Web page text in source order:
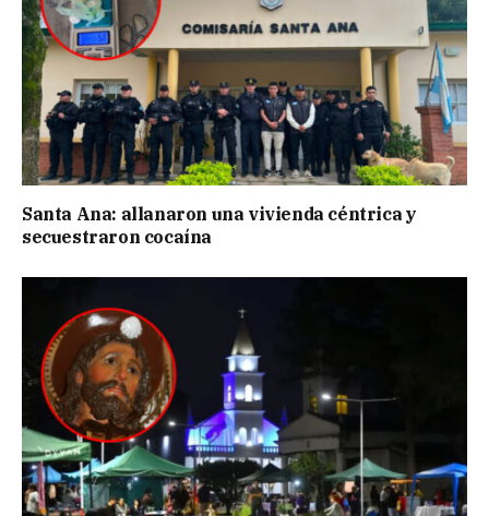
Santa Ana: allanaron una vivienda céntrica y
secuestraron cocaína